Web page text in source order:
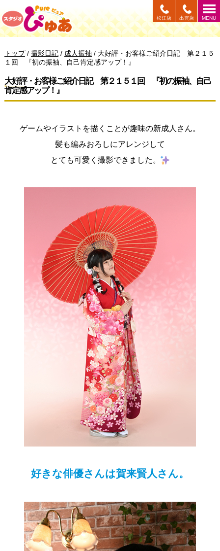
このページの本文へ
MENU
出雲店
松江店
現
在
位
置：
トップ/ 撮影日記/ 成人振袖 / 大好評・お客様ご紹介日記 第２１５
１回 『初の振袖、自己肯定感アップ！』
大好評・お客様ご紹介日記 第２１５１回 『初の振袖、自己
肯定感アップ！』
ゲームやイラストを描くことが趣味の新成人さん。
髪も編みおろしにアレンジして
とても可愛く撮影できました。
好きな俳優さんは賀来賢人さん。